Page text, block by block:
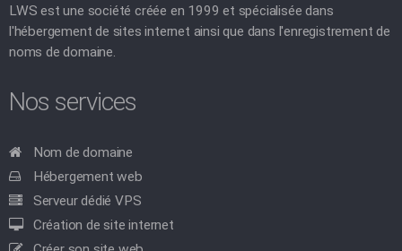
LWS est une société créée en 1999 et spécialisée dans
l'hébergement de sites internet ainsi que dans l'enregistrement de
noms de domaine.
Nos services
Nom de domaine
Hébergement web
Serveur dédié VPS
Création de site internet